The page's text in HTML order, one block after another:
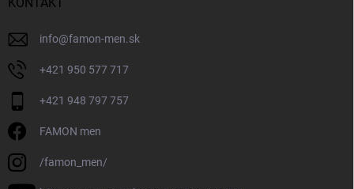
info@famon-men.sk
+421 950 577 717
+421 948 797 757
FAMON men
/famon_men/